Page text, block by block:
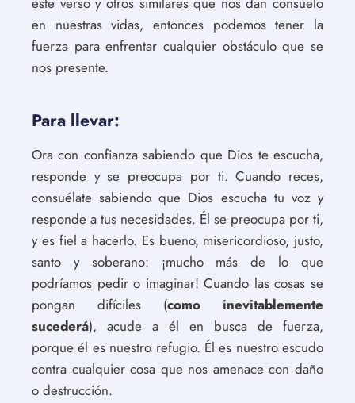
en nuestras vidas, entonces podemos tener la
fuerza para enfrentar cualquier obstáculo que se
nos presente.
Para llevar:
Ora con confianza sabiendo que Dios te escucha,
responde y se preocupa por ti. Cuando reces,
consuélate sabiendo que Dios escucha tu voz y
responde a tus necesidades. Él se preocupa por ti,
y es fiel a hacerlo. Es bueno, misericordioso, justo,
santo y soberano: ¡mucho más de lo que
podríamos pedir o imaginar! Cuando las cosas se
pongan difíciles (como inevitablemente
sucederá), acude a él en busca de fuerza,
porque él es nuestro refugio. Él es nuestro escudo
contra cualquier cosa que nos amenace con daño
o destrucción.